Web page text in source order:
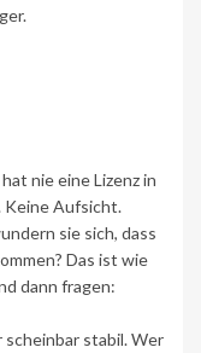
nie eine Lizenz in
Keine Aufsicht.
sie sich, dass
Das ist wie
dann fragen:
scheinbar stabil. Wer